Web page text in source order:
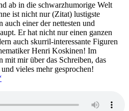
ab in die schwarzhumorige Welt
ist nicht nur (Zitat) lustigste
auch einer der nettesten und
Er hat nicht nur einen ganzen
auch skurril-interessante Figuren
Henri Koskinen! Im
mir über das Schreiben, das
vieles mehr gesprochen!